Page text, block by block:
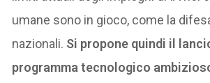
umane sono in gioco, come la
nazionali. Si propone quindi il
programma tecnologico